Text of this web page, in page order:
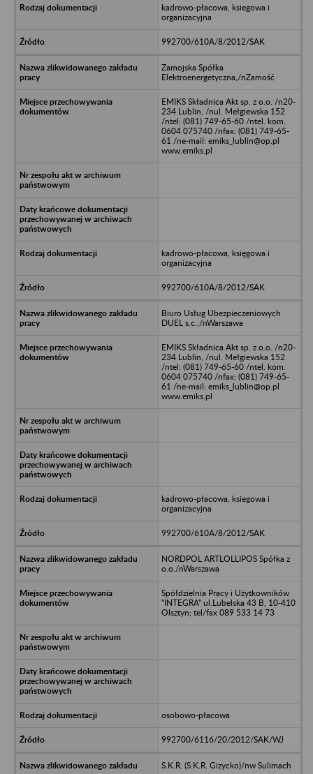
kadrowo-płacowa, ksiegowa i
organizacyjna
992700/610A/8/2012/SAK
Zamojska Spółka
Elektroenergetyczna,/nZamość
EMIKS Składnica Akt sp. z o.o. /n20-
234 Lublin, /nul. Mełgiewska 152
/ntel: (081) 749-65-60 /ntel. kom.
0604 075740 /nfax: (081) 749-65-
61 /ne-mail: emiks_lublin@op.pl
www.emiks.pl
kadrowo-płacowa, księgowa i
organizacyjna
992700/610A/8/2012/SAK
Biuro Usług Ubezpieczeniowych
DUEL s.c.,/nWarszawa
EMIKS Składnica Akt sp. z o.o. /n20-
234 Lublin, /nul. Mełgiewska 152
/ntel: (081) 749-65-60 /ntel. kom.
0604 075740 /nfax: (081) 749-65-
61 /ne-mail: emiks_lublin@op.pl
www.emiks.pl
kadrowo-płacowa, ksiegowa i
organizacyjna
992700/610A/8/2012/SAK
NORDPOL ARTLOLLIPOS Spółka z
o.o./nWarszawa
Spółdzielnia Pracy i Użytkowników
"INTEGRA" ul.Lubelska 43 B, 10-410
Olsztyn; tel/fax 089 533 14 73
osobowo-płacowa
992700/6116/20/2012/SAK/WJ
S.K.R. (S.K.R. Gizycko)/nw Sulimach